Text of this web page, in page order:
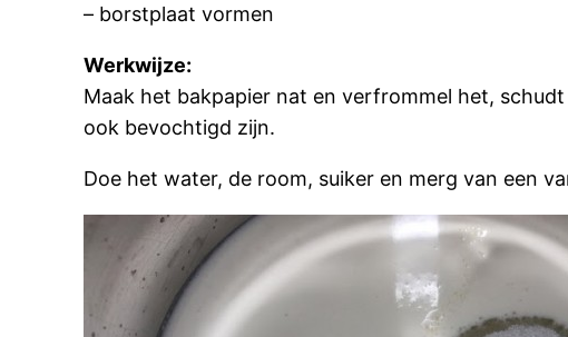
– borstplaat vormen
Werkwijze:
Maak het bakpapier nat en verfrommel het,
ook bevochtigd zijn.
Doe het water, de room, suiker en merg van een